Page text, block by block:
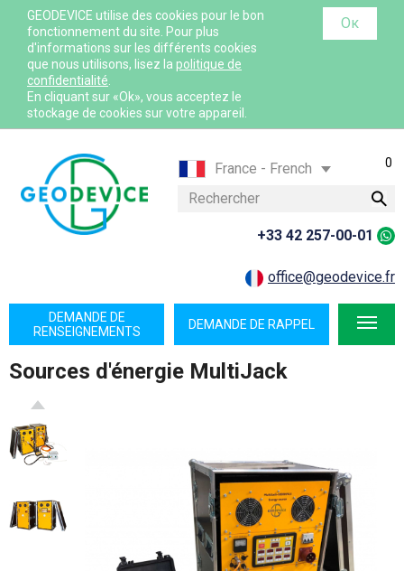
GEODEVICE utilise des cookies pour le bon
fonctionnement du site. Pour plus
d'informations sur les différents cookies
que nous utilisons, lisez la politique de
confidentialité
En cliquant sur «Ok», vous acceptez le
stockage de cookies sur votre appareil.
Ок
France - French
France - English
Canada - French
Mexico - Spanish
USA - English
Казахстан - Русский
0
Rechercher
office@geodevice.fr
+33 42 257-00-01
DEMANDE DE RAPPEL
DEMANDE DE
RENSEIGNEMENTS
Sources d'énergie MultiJack